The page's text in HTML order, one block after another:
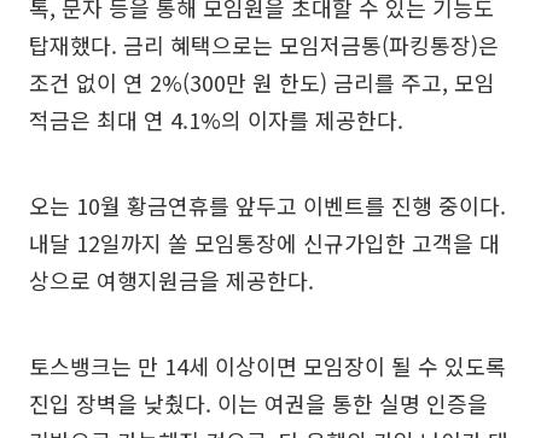
톡, 문자 등을 통해 모임원을 초대할 수 있는 기능도
탑재했다. 금리 혜택으로는 모임저금통(파킹통장)은
조건 없이 연 2%(300만 원 한도) 금리를 주고, 모임
적금은 최대 연 4.1%의 이자를 제공한다.
오는 10월 황금연휴를 앞두고 이벤트를 진행 중이다.
내달 12일까지 쏠 모임통장에 신규가입한 고객을 대
상으로 여행지원금을 제공한다.
토스뱅크는 만 14세 이상이면 모임장이 될 수 있도록
진입 장벽을 낮췄다. 이는 여권을 통한 실명 인증을